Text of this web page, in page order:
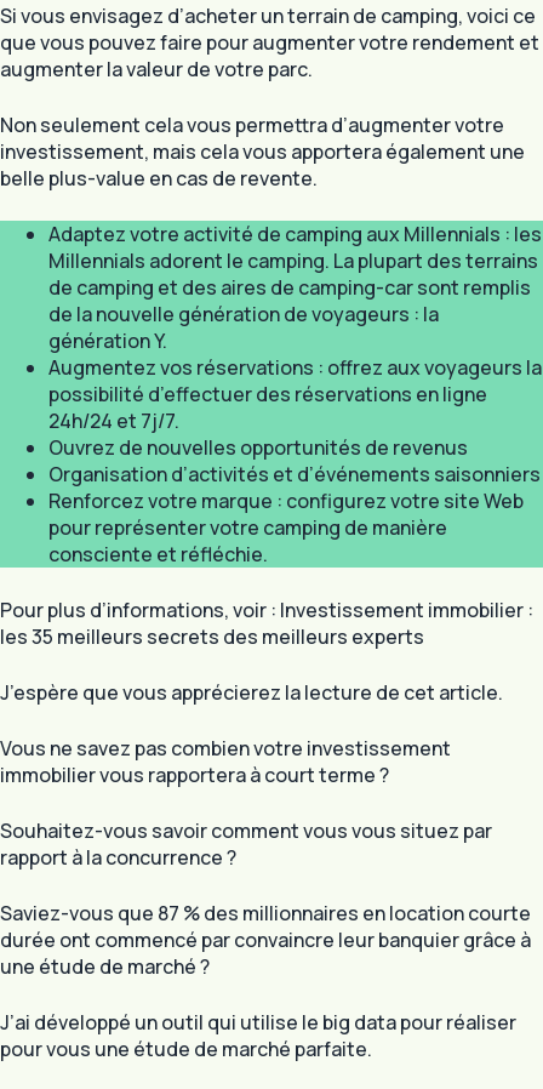
Si vous envisagez d’acheter un terrain de camping, voici ce
que vous pouvez faire pour augmenter votre rendement et
augmenter la valeur de votre parc.
Non seulement cela vous permettra d’augmenter votre
investissement, mais cela vous apportera également une
belle plus-value en cas de revente.
Adaptez votre activité de camping aux Millennials : les
Millennials adorent le camping. La plupart des terrains
de camping et des aires de camping-car sont remplis
de la nouvelle génération de voyageurs : la
génération Y.
Augmentez vos réservations : offrez aux voyageurs la
possibilité d’effectuer des réservations en ligne
24h/24 et 7j/7.
Ouvrez de nouvelles opportunités de revenus
Organisation d’activités et d’événements saisonniers
Renforcez votre marque : configurez votre site Web
pour représenter votre camping de manière
consciente et réfléchie.
Pour plus d’informations, voir : Investissement immobilier :
les 35 meilleurs secrets des meilleurs experts
J’espère que vous apprécierez la lecture de cet article.
Vous ne savez pas combien votre investissement
immobilier vous rapportera à court terme ?
Souhaitez-vous savoir comment vous vous situez par
rapport à la concurrence ?
Saviez-vous que 87 % des millionnaires en location courte
durée ont commencé par convaincre leur banquier grâce à
une étude de marché ?
J’ai développé un outil qui utilise le big data pour réaliser
pour vous une étude de marché parfaite.